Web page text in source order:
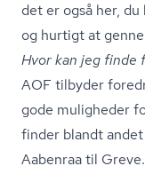
det er også her,
og hurtigt at
Hvor kan jeg
AOF tilbyder
gode muligheder
finder blandt
Aabenraa til Greve.